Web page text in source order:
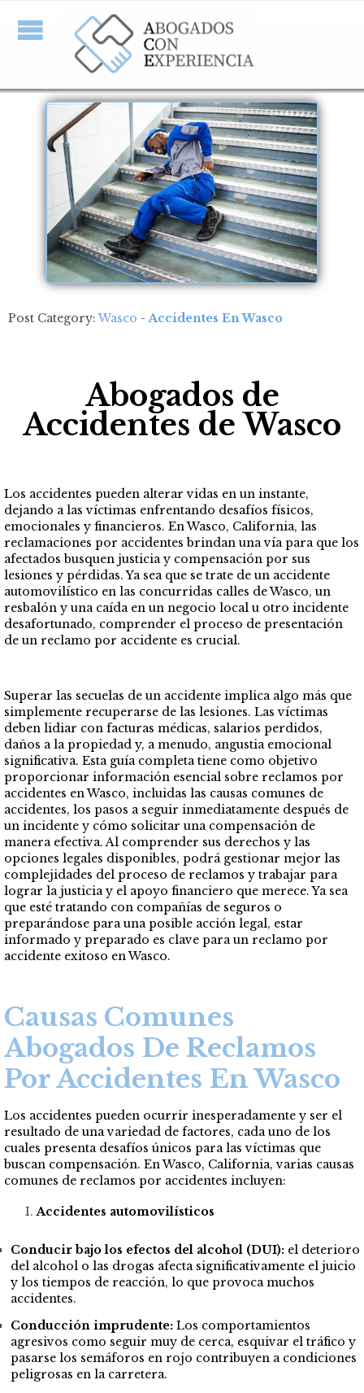
Post Category: Wasco -Accidentes En Wasco
Abogados de
Accidentes de Wasco
Los accidentes pueden alterar vidas en un instante,
dejando a las víctimas enfrentando desafíos físicos,
emocionales y financieros. En Wasco, California, las
reclamaciones por accidentes brindan una vía para que los
afectados busquen justicia y compensación por sus
lesiones y pérdidas. Ya sea que se trate de un accidente
automovilístico en las concurridas calles de Wasco, un
resbalón y una caída en un negocio local u otro incidente
desafortunado, comprender el proceso de presentación
de un reclamo por accidente es crucial.
Superar las secuelas de un accidente implica algo más que
simplemente recuperarse de las lesiones. Las víctimas
deben lidiar con facturas médicas, salarios perdidos,
daños a la propiedad y, a menudo, angustia emocional
significativa. Esta guía completa tiene como objetivo
proporcionar información esencial sobre reclamos por
accidentes en Wasco, incluidas las causas comunes de
accidentes, los pasos a seguir inmediatamente después de
un incidente y cómo solicitar una compensación de
manera efectiva. Al comprender sus derechos y las
opciones legales disponibles, podrá gestionar mejor las
complejidades del proceso de reclamos y trabajar para
lograr la justicia y el apoyo financiero que merece. Ya sea
que esté tratando con compañías de seguros o
preparándose para una posible acción legal, estar
informado y preparado es clave para un reclamo por
accidente exitoso en Wasco.
Causas Comunes
Abogados De Reclamos
Por Accidentes En Wasco
Los accidentes pueden ocurrir inesperadamente y ser el
resultado de una variedad de factores, cada uno de los
cuales presenta desafíos únicos para las víctimas que
buscan compensación. En Wasco, California, varias causas
comunes de reclamos por accidentes incluyen:
Accidentes automovilísticos
Conducir bajo los efectos del alcohol (DUI): el deterioro
del alcohol o las drogas afecta significativamente el juicio
y los tiempos de reacción, lo que provoca muchos
accidentes.
Conducción imprudente: Los comportamientos
agresivos como seguir muy de cerca, esquivar el tráfico y
pasarse los semáforos en rojo contribuyen a condiciones
peligrosas en la carretera.